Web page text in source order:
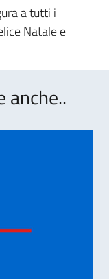
a tutti i
Natale e
anche..